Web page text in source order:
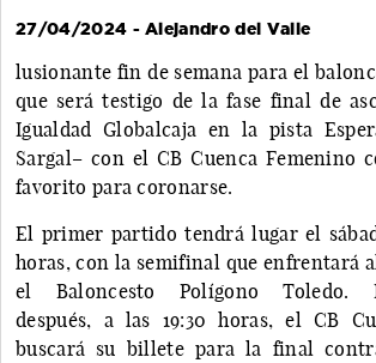
27/04/2024 - Alejandro del Valle
lusionante fin de semana para el
que será testigo de la fase final de
Igualdad Globalcaja en la pista
Sargal– con el CB Cuenca Femenino
favorito para coronarse.
El primer partido tendrá lugar el
horas, con la semifinal que enfrentará
el Baloncesto Polígono Toledo.
después, a las 19:30 horas, el CB
buscará su billete para la final